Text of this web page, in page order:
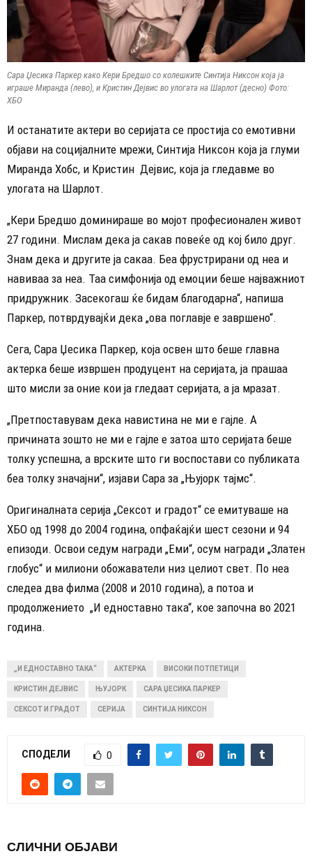
Сара Џесика Паркер како Кери Бредшо со колешките Синтија Никсон која ја
играше Миранда (лево), и Кристин Дејвис во улогата на Шарлот (десно) Фото:
ХБО
И останатите актери во серијата се простија со емотивни
објави на социјалните мрежи, Синтија Никсон која ја глуми
Миранда Хобс, и Кристин Дејвис, која ја гледавме во
улогата на Шарлот.
„Кери Бредшо доминираше во мојот професионален живот
27 години. Мислам дека ја сакав повеќе од кој било друг.
Знам дека и другите ја сакаа. Беа фрустрирани од неа и
навиваа за неа. Таа симфонија од емоции беше најважниот
придружник. Засекогаш ќе бидам благодарна“, напиша
Паркер, потврдувајќи дека „ова поглавје е завршено“.
Сега, Сара Џесика Паркер, која освен што беше главна
актерка беше извршен продуцент на серијата, ја прашаа
што мисли за оние кои ја гледаат серијата, а ја мразат.
„Претпоставувам дека навистина не ми е гајле. А
причината зошто не ми е гајле е затоа што серијата беше
толку успешна, а врските што ги воспостави со публиката
беа толку значајни“, изјави Сара за „Њујорк тајмс“.
Оригиналната серија „Сексот и градот“ се емитуваше на
ХБО од 1998 до 2004 година, опфаќајќи шест сезони и 94
епизоди. Освои седум награди „Еми“, осум награди „Златен
глобус“ и милиони обожаватели низ целиот свет. По неа
следеа два филма (2008 и 2010 година), а потоа и
продолжението „И едноставно така“, кое започна во 2021
година.
„И ЕДНОСТАВНО ТАКА“ АКТЕРКА ВИСОКИ ПОТПЕТИЦИ
КРИСТИН ДЕЈВИС ЊУЈОРК САРА ЏЕСИКА ПАРКЕР
СЕКСОТ И ГРАДОТ СЕРИЈА СИНТИЈА НИКСОН
СПОДЕЛИ 0
СЛИЧНИ ОБЈАВИ